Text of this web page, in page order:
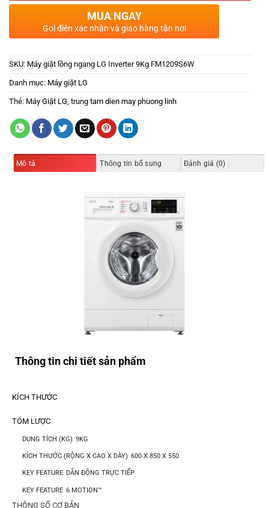
MUA NGAY
Gọi điện xác nhận và giao hàng tận nơi
SKU: Máy giặt lồng ngang LG Inverter 9Kg FM1209S6W
Danh mục: Máy giặt LG
Thẻ: Máy Giặt LG, trung tam dien may phuong linh
Mô tả Thông tin bổ sung Đánh giá (0)
Thông tin chi tiết sản phẩm
KÍCH THƯỚC
TÓM LƯỢC
DUNG TÍCH (KG) 9KG
KÍCH THƯỚC (RỘNG X CAO X DÀY) 600 X 850 X 550
KEY FEATURE DẪN ĐỘNG TRỰC TIẾP
KEY FEATURE 6 MOTION™
THÔNG SỐ CƠ BẢN